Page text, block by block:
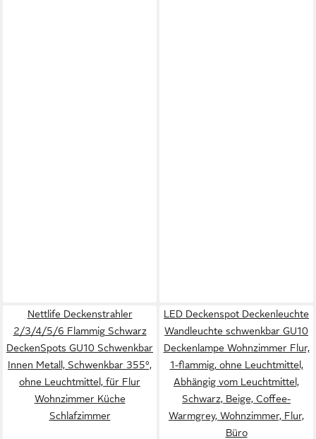
Nettlife Deckenstrahler
2/3/4/5/6 Flammig Schwarz
DeckenSpots GU10 Schwenkbar
Innen Metall, Schwenkbar 355°,
ohne Leuchtmittel, für Flur
Wohnzimmer Küche
Schlafzimmer
LED Deckenspot Deckenleuchte
Wandleuchte schwenkbar GU10
Deckenlampe Wohnzimmer Flur,
1-flammig, ohne Leuchtmittel,
Abhängig vom Leuchtmittel,
Schwarz, Beige, Coffee-
Warmgrey, Wohnzimmer, Flur,
Büro